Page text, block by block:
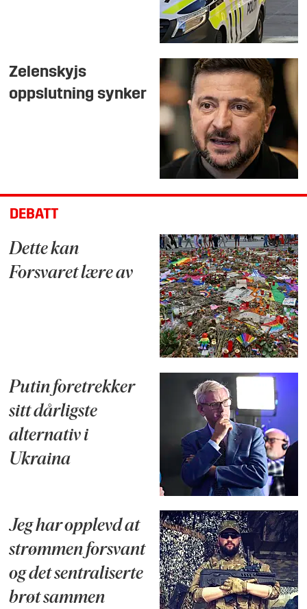
Zelenskyjs
oppslutning synker
DEBATT
Dette kan
Forsvaret lære av
Putin foretrekker
sitt dårligste
alternativ i
Ukraina
Jeg har opplevd at
strømmen forsvant
og det sentraliserte
brøt sammen